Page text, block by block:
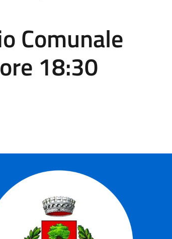
Comunale
18:30